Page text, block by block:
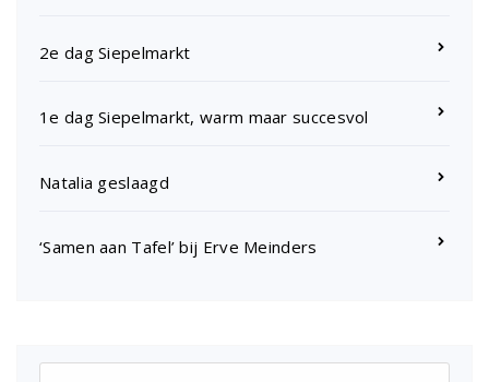
2e dag Siepelmarkt
1e dag Siepelmarkt, warm maar succesvol
Natalia geslaagd
‘Samen aan Tafel’ bij Erve Meinders